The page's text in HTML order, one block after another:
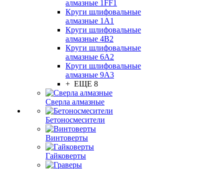
алмазные 1FF1
Круги шлифовальные
алмазные 1А1
Круги шлифовальные
алмазные 4В2
Круги шлифовальные
алмазные 6A2
Круги шлифовальные
алмазные 9А3
+ ЕЩЕ 8
Сверла алмазные
Бетоносмесители
Винтоверты
Гайковерты